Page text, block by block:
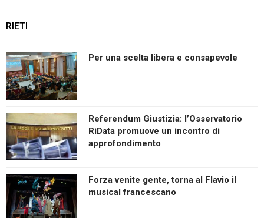
RIETI
Per una scelta libera e consapevole
Referendum Giustizia: l’Osservatorio
RiData promuove un incontro di
approfondimento
Forza venite gente, torna al Flavio il
musical francescano